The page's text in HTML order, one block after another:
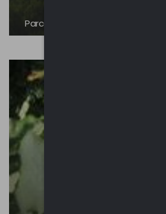
Parco dei Mughetti